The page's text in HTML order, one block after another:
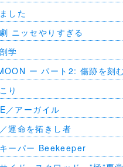
した
ニッセやりすぎる
学
ー パート2: 傷跡を刻
り
／アーガイル
運命を拓きし者
ーパー Beekeeper